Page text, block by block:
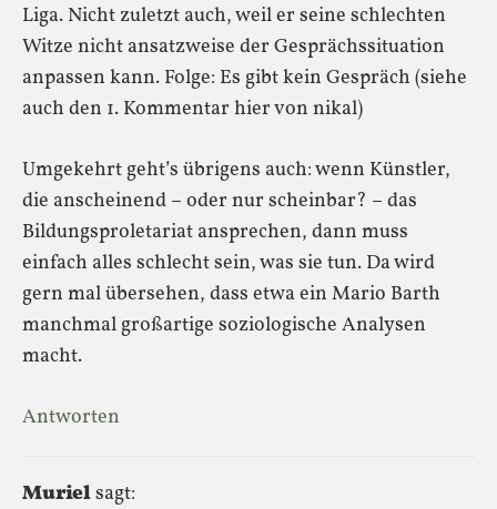
Liga. Nicht zuletzt auch, weil er seine schlechten
Witze nicht ansatzweise der Gesprächssituation
anpassen kann. Folge: Es gibt kein Gespräch (siehe
auch den 1. Kommentar hier von nikal)
Umgekehrt geht’s übrigens auch: wenn Künstler,
die anscheinend – oder nur scheinbar? – das
Bildungsproletariat ansprechen, dann muss
einfach alles schlecht sein, was sie tun. Da wird
gern mal übersehen, dass etwa ein Mario Barth
manchmal großartige soziologische Analysen
macht.
Antworten
Murielsagt: